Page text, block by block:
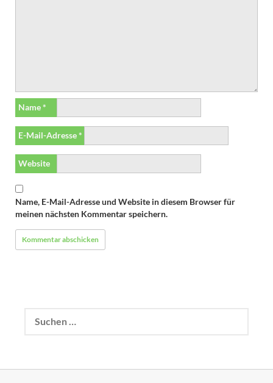
Name*
E-Mail-Adresse*
Website
Name, E-Mail-Adresse und Website in diesem Browser für
meinen nächsten Kommentar speichern.
nach: